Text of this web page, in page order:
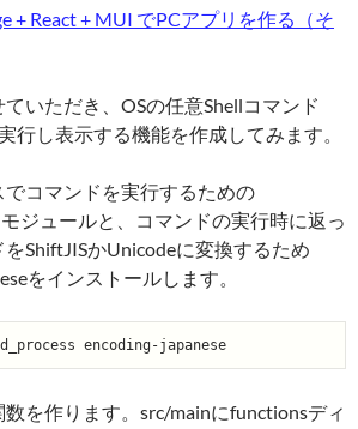
+ React + MUI でPCアプリを作る（そ
いただき、OSの任意Shellコマンド
行し表示する機能を作成してみます。
でコマンドを実行するための
ジュールと、コマンドの実行時に返っ
ShiftJISかUnicodeに変換するため
をインストールします。
数を作ります。src/mainにfunctionsディ